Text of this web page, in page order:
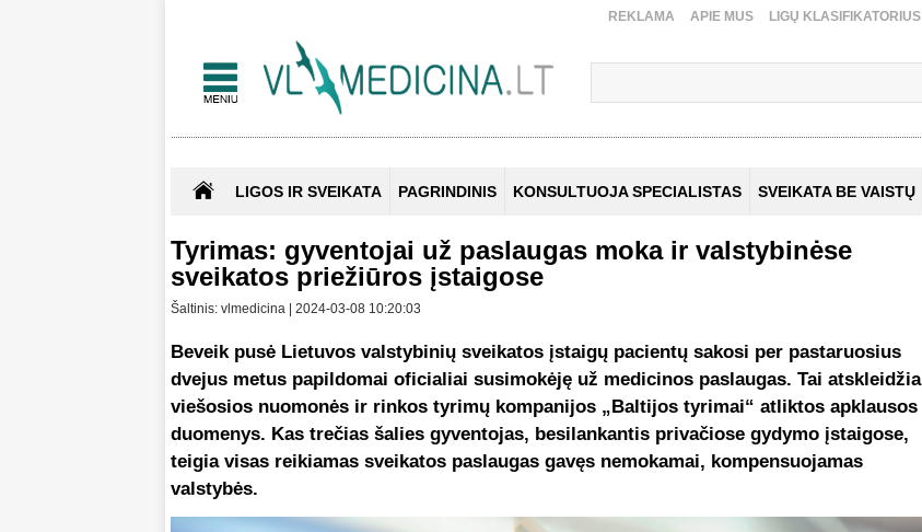
REKLAMA APIE MUS LIGŲ KLASIFIKATORIUS
LIGOS IR SVEIKATA PAGRINDINIS KONSULTUOJA SPECIALISTAS SVEIKATA BE VAISTŲ
Tyrimas: gyventojai už paslaugas moka ir valstybinėse
sveikatos priežiūros įstaigose
Šaltinis: vlmedicina | 2024-03-08 10:20:03
Beveik pusė Lietuvos valstybinių sveikatos įstaigų pacientų sakosi per pastaruosius
dvejus metus papildomai oficialiai susimokėję už medicinos paslaugas. Tai atskleidžia
viešosios nuomonės ir rinkos tyrimų kompanijos „Baltijos tyrimai“ atliktos apklausos
duomenys. Kas trečias šalies gyventojas, besilankantis privačiose gydymo įstaigose,
teigia visas reikiamas sveikatos paslaugas gavęs nemokamai, kompensuojamas
valstybės.